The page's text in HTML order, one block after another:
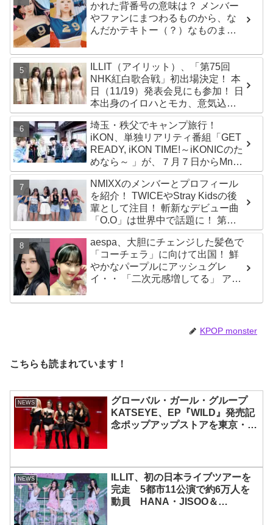
かれた背番号の意味は？ メンバー
やファンにまつわるものから、な
んだかテキトー（？）なものま
ILLIT（アイリット）、「第75回
NHK紅白歌合戦」初出場決定！ 本
日（11/19）発表会見にも参加！ 日
本出身のイロハとモカ、意気込み
を語る「ずっと夢見てたステー
ジ…嬉しくて光栄」
埼玉・秩父でキャンプ旅行！
iKON、単独リアリティ番組「GET
READY, iKON TIME!～iKONICのた
めなら～ 」が、７月７日からMnet
で放送・配信スタート
NMIXXのメンバーとプロフィール
を紹介！ TWICEやStray Kidsの後
輩として注目！ 斬新なデビュー曲
「O.O」は世界中で話題に！ 第４
世代を代表する美女ソリュンをは
じめ、全員ビジュアルメンバーと
いわれるその魅力をチェック
aespa、大胆にチェンジした髪色で
「コーチェラ」に向けて出国！ 鮮
やかなパープルにアッシュグレ
イ・・ 「二次元感増してる」 アバ
KPOP monster
こちらも読まれています！
NEWS
グローバル・ガール・グループ
KATSEYE、EP『WILD』発売記
念ポップアップストアを東京・原
NEWS
ILLIT、初の日本ライブツアーを
完走 5都市11公演で約6万人を
動員 HANA・JISOO＆